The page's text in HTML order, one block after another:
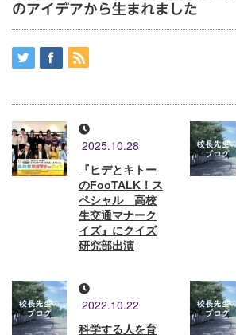
のアイデアから生まれました
2025.10.28
『ヒデとキトー
のFooTALK！ス
ペシャル 高校
生交通マナーク
イズ』にクイズ
研究部出演
2022.10.22
科学する人を育